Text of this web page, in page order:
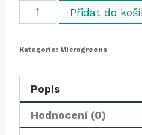
Fenykl
zelený
(10
množství
Přidat do
Kategorie: Microgreens
Popis
Hodnocení (0)